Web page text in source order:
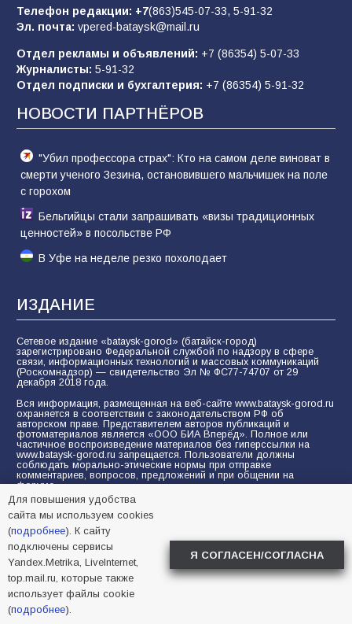
79 02.08.2026
Батайские школьники стали частью
образовательного кластера
86 05.08.2026
Телефон редакции: +7(863)545-07-33, 5-91-32
Эл. почта: vpered-bataysk@mail.ru
Отдел рекламы и объявлений: +7 (86354) 5-07-33
Журналисты: 5-91-32
Отдел подписки и бухгалтерия: +7 (86354) 5-91-32
НОВОСТИ ПАРТНЁРОВ
"Убил профессора страх": Кто на самом деле виноват в
смерти ученого Зезина, остановившего мальчишек на поле
с горохом
Бельгийцы стали запрашивать «визы традиционных
ценностей» в посольстве РФ
В Уфе на неделе резко похолодает
ИЗДАНИЕ
Сетевое издание «bataysk-gorod» (батайск-город)
зарегистрировано Федеральной службой по надзору в сфере
связи, информационных технологий и массовых коммуникаций
(Роскомнадзор) — свидетельство Эл № ФС77-74707 от 29
декабря 2018 года.
Вся информация, размещенная на веб-сайте www.bataysk-gorod.ru
охраняется в соответствии с законодательством РФ об
авторском праве. Представителем авторов публикаций и
фотоматериалов является «ООО БИА Вперёд». Полное или
частичное воспроизведение материалов без гиперссылки на
www.bataysk-gorod.ru запрещается. Пользователи должны
соблюдать морально-этические нормы при отправке
комментариев, вопросов, предложений и при общении на
форуме.
Политика конфиденциальности и защиты информации
Согласие на обработку персональных данных с помощью
сервисов Yandex.Metrika, LiveInternet, top.mail.ru
© 2005-2026 БИА «ВПЕРЕД»
Для повышения удобства
сайта мы используем cookies
(подробнее). К сайту
подключены сервисы
Yandex.Metrika, LiveInternet,
top.mail.ru, которые также
использует файлы cookie
(подробнее).
Я СОГЛАСЕН/СОГЛАСНА